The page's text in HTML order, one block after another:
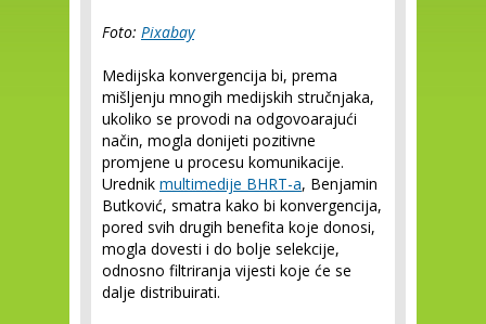
Foto: Pixabay
Medijska konvergencija bi, prema
mišljenju mnogih medijskih stručnjaka,
ukoliko se provodi na odgovoarajući
način, mogla donijeti pozitivne
promjene u procesu komunikacije.
Urednik multimedije BHRT-a, Benjamin
Butković, smatra kako bi konvergencija,
pored svih drugih benefita koje donosi,
mogla dovesti i do bolje selekcije,
odnosno filtriranja vijesti koje će se
dalje distribuirati.